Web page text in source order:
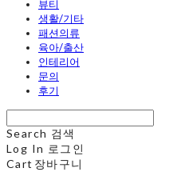
뷰티
생활/기타
패션의류
육아/출산
인테리어
문의
후기
Search 검색
Log In 로그인
Cart 장바구니